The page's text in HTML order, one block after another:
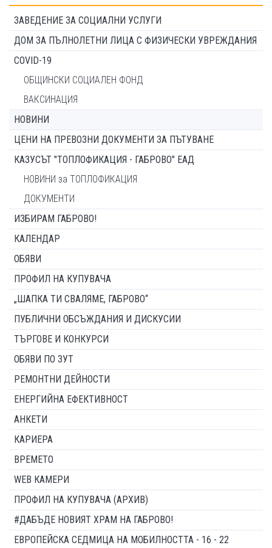
ЗАВЕДЕНИЕ ЗА СОЦИАЛНИ УСЛУГИ
ДОМ ЗА ПЪЛНОЛЕТНИ ЛИЦА С ФИЗИЧЕСКИ УВРЕЖДАНИЯ
COVID-19
ОБЩИНСКИ СОЦИАЛЕН ФОНД
ВАКСИНАЦИЯ
НОВИНИ
ЦЕНИ НА ПРЕВОЗНИ ДОКУМЕНТИ ЗА ПЪТУВАНЕ
КАЗУСЪТ "ТОПЛОФИКАЦИЯ - ГАБРОВО" ЕАД
НОВИНИ за ТОПЛОФИКАЦИЯ
ДОКУМЕНТИ
ИЗБИРАМ ГАБРОВО!
КАЛЕНДАР
ОБЯВИ
ПРОФИЛ НА КУПУВАЧА
„ШАПКА ТИ СВАЛЯМЕ, ГАБРОВО“
ПУБЛИЧНИ ОБСЪЖДАНИЯ И ДИСКУСИИ
ТЪРГОВЕ И КОНКУРСИ
ОБЯВИ ПО ЗУТ
РЕМОНТНИ ДЕЙНОСТИ
ЕНЕРГИЙНА ЕФЕКТИВНОСТ
АНКЕТИ
КАРИЕРА
ВРЕМЕТО
WEB КАМЕРИ
ПРОФИЛ НА КУПУВАЧА (АРХИВ)
#ДАБЪДЕ НОВИЯТ ХРАМ НА ГАБРОВО!
ЕВРОПЕЙСКА СЕДМИЦА НА МОБИЛНОСТТА - 16 - 22